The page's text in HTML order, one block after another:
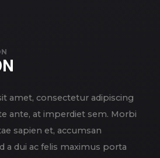
amet, consectetur adipiscing
ante, at imperdiet sem. Morbi
sapien et, accumsan
a dui ac felis maximus porta